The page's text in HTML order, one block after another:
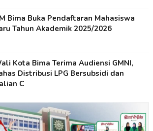
Bima Buka Pendaftaran Mahasiswa
Tahun Akademik 2025/2026
Kota Bima Terima Audiensi GMNI,
Distribusi LPG Bersubsidi dan
C